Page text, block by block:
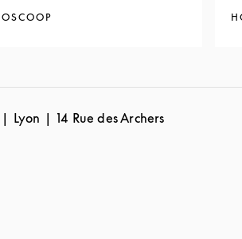
Lyon 14 Rue des Archers